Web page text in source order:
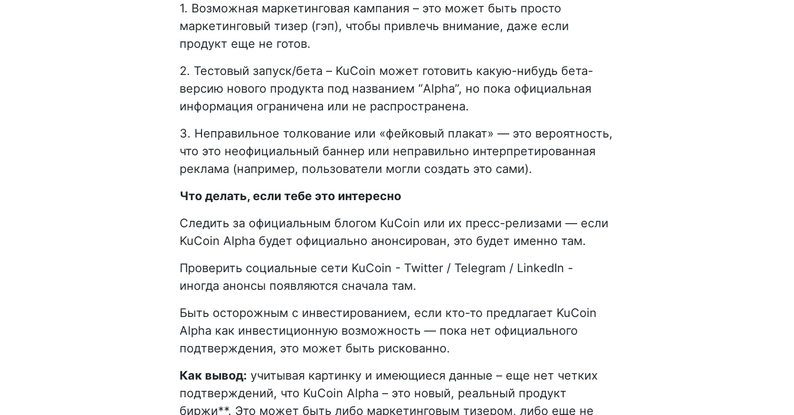
1. Возможная маркетинговая кампания – это может быть просто
маркетинговый тизер (гэп), чтобы привлечь внимание, даже если
продукт еще не готов.
2. Тестовый запуск/бета – KuCoin может готовить какую-нибудь бета-
версию нового продукта под названием “Alpha”, но пока официальная
информация ограничена или не распространена.
3. Неправильное толкование или «фейковый плакат» — это вероятность,
что это неофициальный баннер или неправильно интерпретированная
реклама (например, пользователи могли создать это сами).
Что делать, если тебе это интересно
Следить за официальным блогом KuCoin или их пресс-релизами — если
KuCoin Alpha будет официально анонсирован, это будет именно там.
Проверить социальные сети KuCoin - Twitter / Telegram / LinkedIn -
иногда анонсы появляются сначала там.
Быть осторожным с инвестированием, если кто-то предлагает KuCoin
Alpha как инвестиционную возможность — пока нет официального
подтверждения, это может быть рискованно.
Как вывод: учитывая картинку и имеющиеся данные – еще нет четких
подтверждений, что KuCoin Alpha – это новый, реальный продукт
биржи**. Это может быть либо маркетинговым тизером, либо еще не